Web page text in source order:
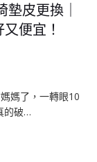
皮更換｜
便宜！
媽了，一轉眼10
的破…